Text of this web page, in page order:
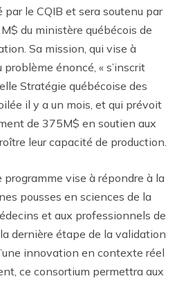
le CQIB et sera soutenu par
du ministère québécois de
Sa mission, qui vise à
énoncé, « s’inscrit
Stratégie québécoise des
il y a un mois, et qui prévoit
de 375M$ en soutien aux
leur capacité de production.
programme vise à répondre à la
pousses en sciences de la
et aux professionnels de
dernière étape de la validation
innovation en contexte réel
ce consortium permettra aux